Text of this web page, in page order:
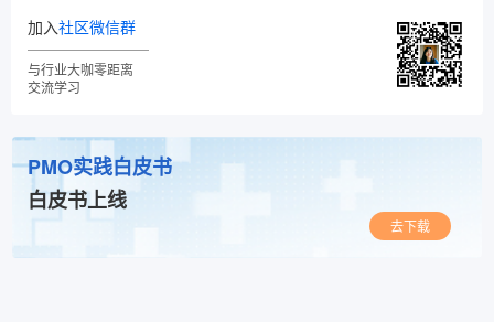
加入社区微信群
与行业大咖零距离
交流学习
PMO实践白皮书
白皮书上线
去下载